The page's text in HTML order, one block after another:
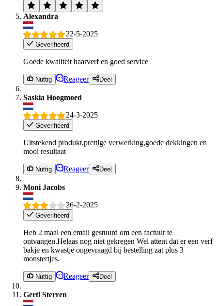
Alexandra
22-5-2025
Geverifieerd
Goede kwaliteit haarverf en goed service
Nuttig Reageer Deel
Saskia Hoogmoed
24-3-2025
Geverifieerd
Uitstekend produkt,prettige verwerking,goede dekkingen en
mooi resultaat
Nuttig Reageer Deel
Moni Jacobs
26-2-2025
Geverifieerd
Heb 2 maal een email gestuurd om een factuur te
ontvangen.Helaas nog niet gekregen Wel attent dat er een verf
bakje en kwastje ongevraagd bij bestelling zat plus 3
monstertjes.
Nuttig Reageer Deel
Gerti Sterren